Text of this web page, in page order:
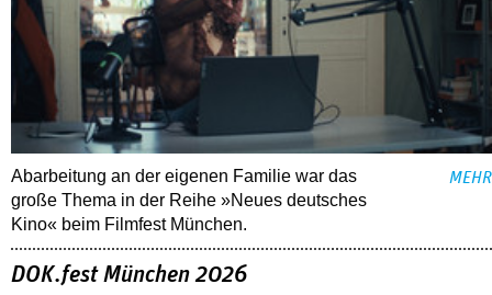
Abarbeitung an der eigenen Familie war das
große Thema in der Reihe »Neues deutsches
Kino« beim Filmfest München.
MEHR
DOK.fest München 2026